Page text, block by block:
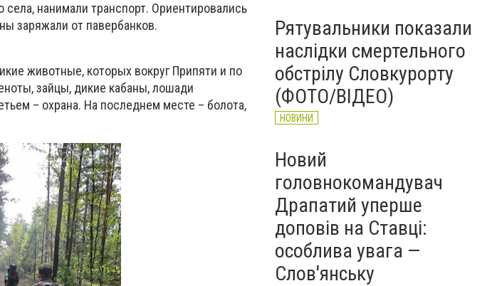
нанимали транспорт. Ориентировались
заряжали от павербанков.
животные, которых вокруг Припяти и по
зайцы, дикие кабаны, лошади
– охрана. На последнем месте – болота,
Рятувальники показали
наслідки смертельного
обстрілу Словкурорту
(ФОТО/ВІДЕО)
НОВИНИ
Новий
головнокомандувач
Драпатий уперше
доповів на Ставці:
особлива увага —
Слов'янську